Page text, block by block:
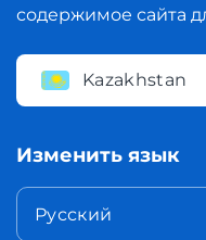
содержимое сайта
Kazakhstan
Изменить язык
Русский